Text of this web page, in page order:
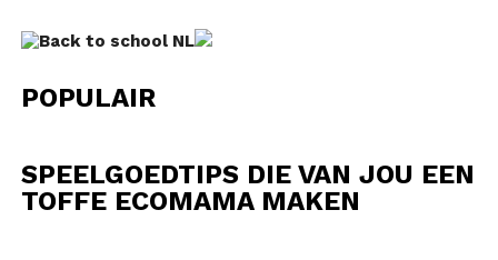
POPULAIR
SPEELGOEDTIPS DIE VAN JOU EEN
TOFFE ECOMAMA MAKEN